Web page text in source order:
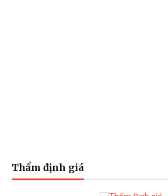
Thẩm định giá